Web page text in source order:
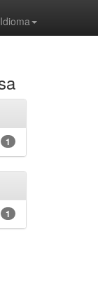
Idioma
1
1